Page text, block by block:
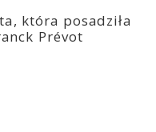
która posadziła
Prévot